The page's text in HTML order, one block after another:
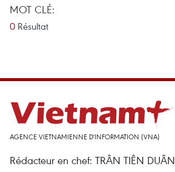
MOT CLÉ:
0 Résultat
AGENCE VIETNAMIENNE D'INFORMATION (VNA)
Rédacteur en chef: TRÂN TIÊN DUÂN